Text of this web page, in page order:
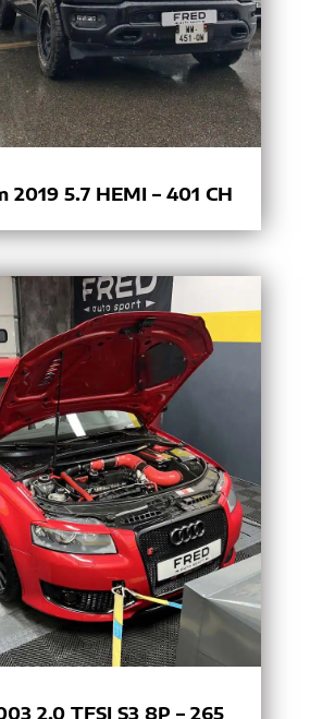
2019 5.7 HEMI – 401 CH
2.0 TFSI S3 8P – 265